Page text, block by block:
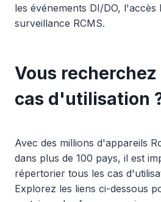
les événements DI/DO, l'accès
surveillance RCMS.
Vous
cas d'utilisation
Avec des millions d'appareils
dans plus de 100 pays, il est
répertorier tous les cas
Explorez les liens ci-dessous